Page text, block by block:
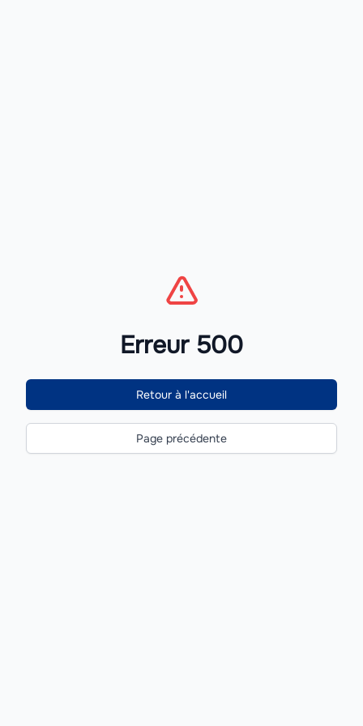
Erreur 500
Retour à l'accueil
Page précédente